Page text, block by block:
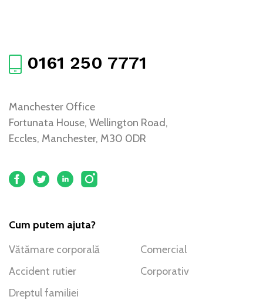
0161 250 7771
Manchester Office
Fortunata House, Wellington Road,
Eccles, Manchester, M30 0DR
Cum putem ajuta?
Vătămare corporală
Accident rutier
Dreptul familiei
Comercial
Corporativ